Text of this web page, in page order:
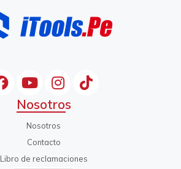
Nosotros
Nosotros
Contacto
Libro de reclamaciones